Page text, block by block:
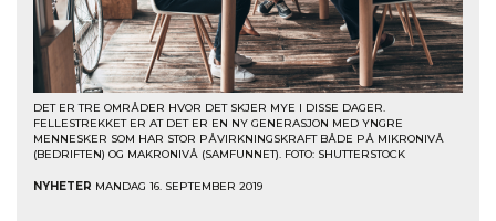
DET ER TRE OMRÅDER HVOR DET SKJER MYE I DISSE DAGER.
FELLESTREKKET ER AT DET ER EN NY GENERASJON MED YNGRE
MENNESKER SOM HAR STOR PÅVIRKNINGSKRAFT BÅDE PÅ MIKRONIVÅ
(BEDRIFTEN) OG MAKRONIVÅ (SAMFUNNET). FOTO: SHUTTERSTOCK
NYHETER MANDAG 16. SEPTEMBER 2019